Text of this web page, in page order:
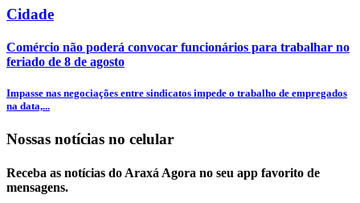
Cidade
Comércio não poderá convocar funcionários para trabalhar no
feriado de 8 de agosto
Impasse nas negociações entre sindicatos impede o trabalho de empregados
na data,...
Nossas notícias no celular
Receba as notícias do Araxá Agora no seu app favorito de
mensagens.